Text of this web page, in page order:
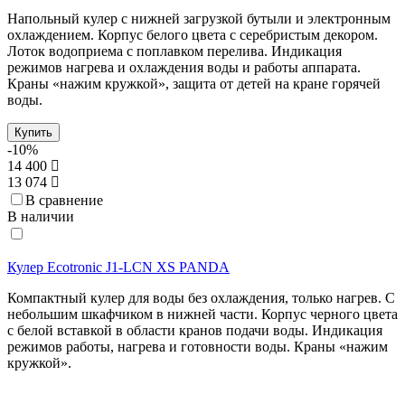
Напольный кулер с нижней загрузкой бутыли и электронным
охлаждением. Корпус белого цвета с серебристым декором.
Лоток водоприема с поплавком перелива. Индикация
режимов нагрева и охлаждения воды и работы аппарата.
Краны «нажим кружкой», защита от детей на кране горячей
воды.
Купить
-10%
14 400
13 074
В сравнение
В наличии
Кулер Ecotronic J1-LCN XS PANDA
Компактный кулер для воды без охлаждения, только нагрев. С
небольшим шкафчиком в нижней части. Корпус черного цвета
с белой вставкой в области кранов подачи воды. Индикация
режимов работы, нагрева и готовности воды. Краны «нажим
кружкой».